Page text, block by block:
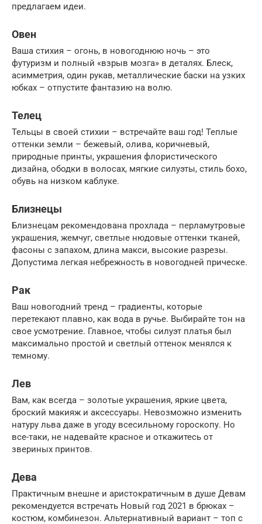
предлагаем идеи.
Овен
Ваша стихия – огонь, в новогоднюю ночь – это
футуризм и полный «взрыв мозга» в деталях. Блеск,
асимметрия, один рукав, металлические баски на узких
юбках – отпустите фантазию на волю.
Телец
Тельцы в своей стихии – встречайте ваш год! Теплые
оттенки земли – бежевый, олива, коричневый,
природные принты, украшения флористического
дизайна, ободки в волосах, мягкие силуэты, стиль бохо,
обувь на низком каблуке.
Близнецы
Близнецам рекомендована прохлада – перламутровые
украшения, жемчуг, светлые нюдовые оттенки тканей,
фасоны с запахом, длина макси, высокие разрезы.
Допустима легкая небрежность в новогодней прическе.
Рак
Ваш новогодний тренд – градиенты, которые
перетекают плавно, как вода в ручье. Выбирайте тон на
свое усмотрение. Главное, чтобы силуэт платья был
максимально простой и светлый оттенок менялся к
темному.
Лев
Вам, как всегда – золотые украшения, яркие цвета,
броский макияж и аксессуары. Невозможно изменить
натуру льва даже в угоду всесильному гороскопу. Но
все-таки, не надевайте красное и откажитесь от
звериных принтов.
Дева
Практичным внешне и аристократичным в душе Девам
рекомендуется встречать Новый год 2021 в брюках –
костюм, комбинезон. Альтернативный вариант – топ с